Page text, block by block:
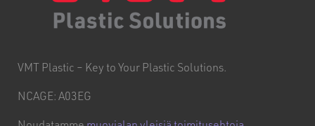
VMT Plastic – Key to Your Plastic Solutions.
NCAGE: A03EG